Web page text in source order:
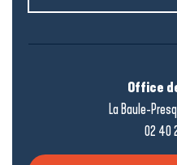
Office
La Baule-
02 40